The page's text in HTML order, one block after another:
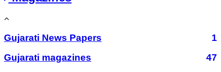
Gujarati News Papers
1
Gujarati magazines
47